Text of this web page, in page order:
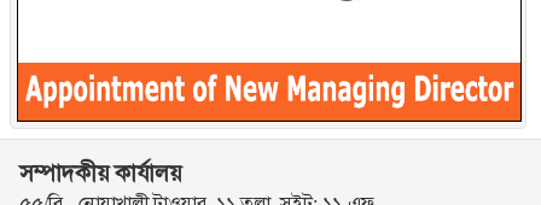
সম্পাদকীয় কার্যালয়